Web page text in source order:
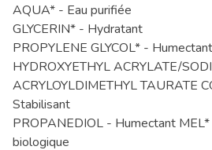
AQUA* - Eau purifiée
GLYCERIN* - Hydratant
PROPYLENE GLYCOL* - Humectant
HYDROXYETHYL ACRYLATE/
ACRYLOYLDIMETHYL TAURATE
Stabilisant
PROPANEDIOL - Humectant
biologique